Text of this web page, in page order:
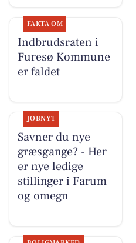
FAKTA OM
Indbrudsraten i
Furesø Kommune
er faldet
JOBNYT
Savner du nye
græsgange? - Her
er nye ledige
stillinger i Farum
og omegn